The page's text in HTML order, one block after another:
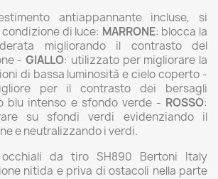
antiappannante incluse, si
di luce: MARRONE: blocca la
migliorando il contrasto del
-GIALLO: utilizzato per migliorare la
di bassa luminosità e cielo coperto -
per il contrasto dei bersagli
blu intenso e sfondo verde - ROSSO:
su sfondi verdi evidenziando il
e neutralizzando i verdi.
da tiro SH890 Bertoni Italy
nitida e priva di ostacoli nella parte